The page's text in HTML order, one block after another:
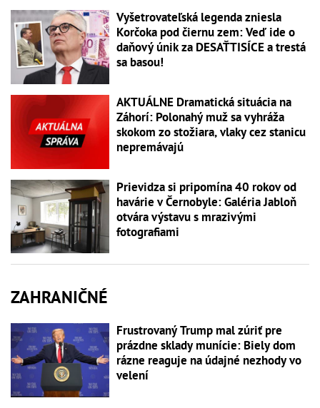
Vyšetrovateľská legenda zniesla
Korčoka pod čiernu zem: Veď ide o
daňový únik za DESAŤTISÍCE a trestá
sa basou!
AKTUÁLNE Dramatická situácia na
Záhorí: Polonahý muž sa vyhráža
skokom zo stožiara, vlaky cez stanicu
nepremávajú
Prievidza si pripomína 40 rokov od
havárie v Černobyle: Galéria Jabloň
otvára výstavu s mrazivými
fotografiami
ZAHRANIČNÉ
Frustrovaný Trump mal zúriť pre
prázdne sklady munície: Biely dom
rázne reaguje na údajné nezhody vo
velení